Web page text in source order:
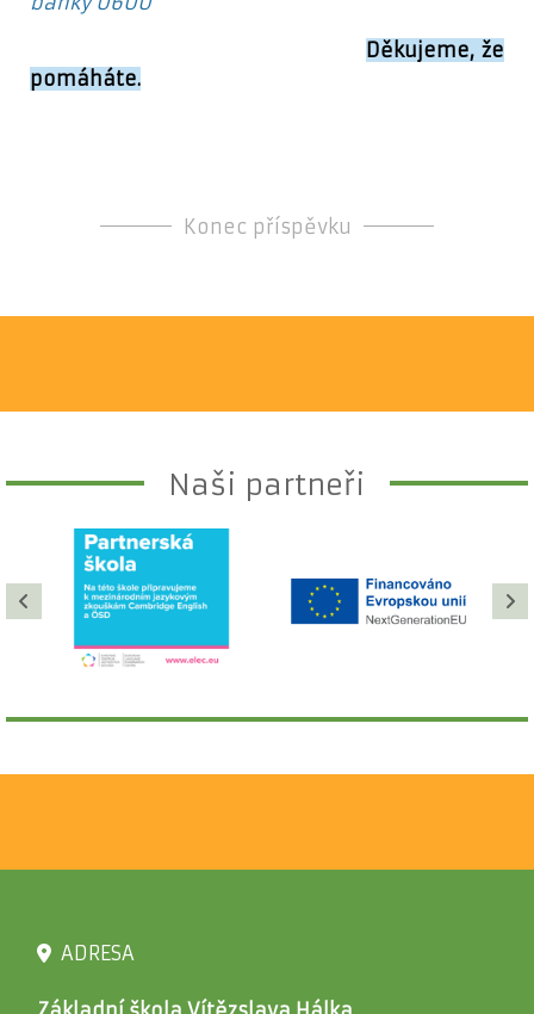
Děkujeme, že
pomáháte.
Konec příspěvku
Naši partneři
ADRESA